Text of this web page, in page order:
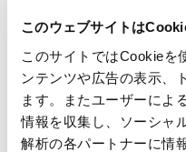
このウェブサイトは
このサイトではCookieを
ンテンツや広告の表示、
ます。またユーザーによ
情報を収集し、ソーシャ
解析の各パートナーに情
の提案は可能
A
可能です。ダイレ
えや森林認証紙の
化の両面からご提